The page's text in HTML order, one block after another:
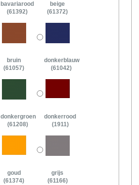
bavariarood
(61392)
beige
(61372)
bruin
(61057)
donkerblauw
(61042)
donkergroen
(61208)
donkerrood
(1911)
goud
(61374)
grijs
(61166)